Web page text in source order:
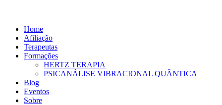
Home
Afiliação
Terapeutas
Formações
HERTZ TERAPIA
PSICANÁLISE VIBRACIONAL QUÂNTICA
Blog
Eventos
Sobre